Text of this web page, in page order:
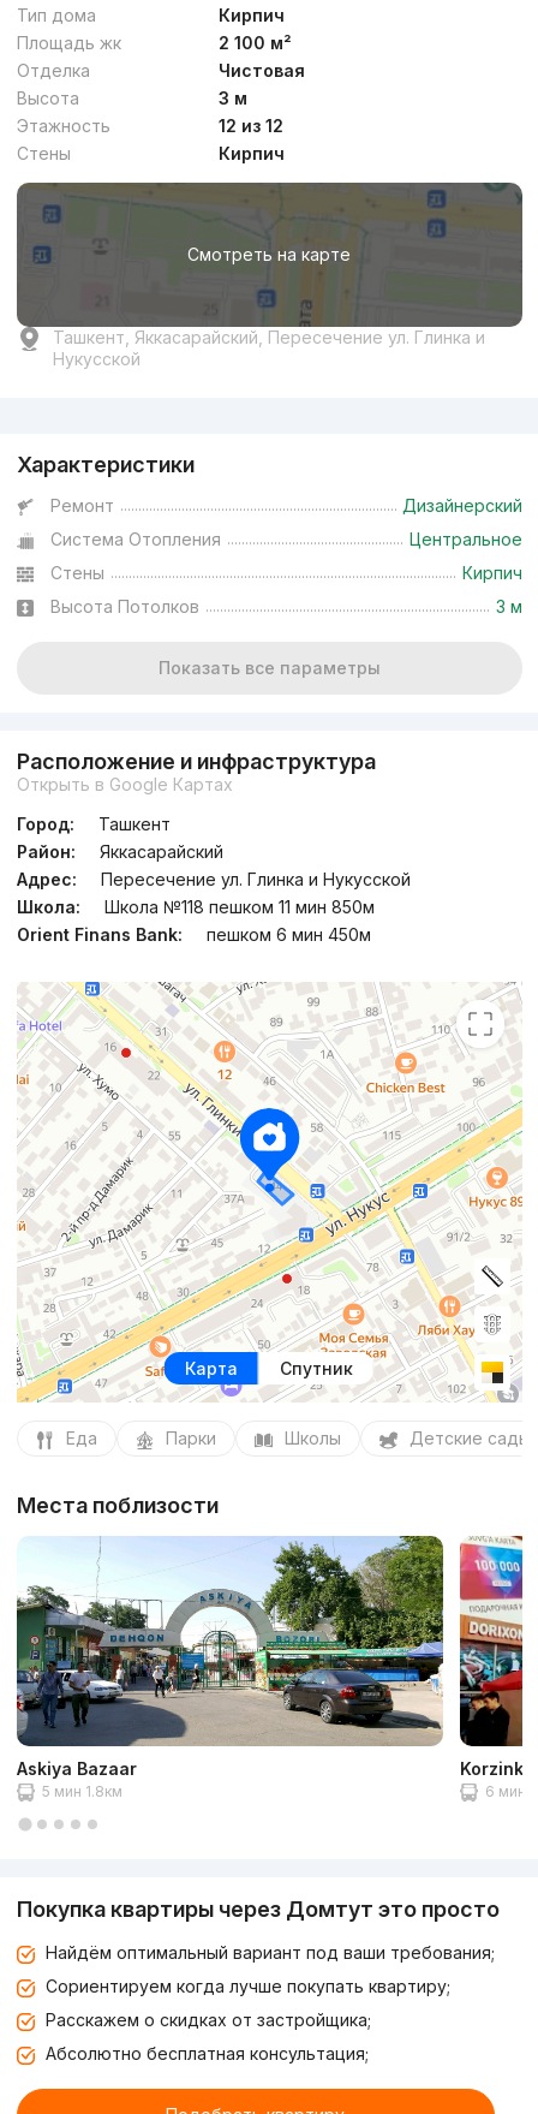
Тип дома
Кирпич
Площадь жк
2 100 м²
Отделка
Чистовая
Высота
3 м
Этажность
12 из 12
Стены
Кирпич
Смотреть на карте
Ташкент, Яккасарайский, Пересечение ул. Глинка и
Нукусской
Характеристики
Ремонт
Дизайнерский
Система Отопления
Центральное
Стены
Кирпич
Высота Потолков
3 м
Показать все параметры
Расположение и инфраструктура
Открыть в Google Картах
Город:
Ташкент
Район:
Яккасарайский
Адрес:
Пересечение ул. Глинка и Нукусской
Школа:
Школа №118 пешком 11 мин 850м
Orient Finans Bank:
пешком 6 мин 450м
Карта Спутник
Еда Парки Школы Детские сады
Места поблизости
Askiya Bazaar
5 мин 1.8км 6 мин
Покупка квартиры через Домтут это просто
Найдём оптимальный вариант под ваши требования;
Сориентируем когда лучше покупать квартиру;
Расскажем о скидках от застройщика;
Абсолютно бесплатная консультация;